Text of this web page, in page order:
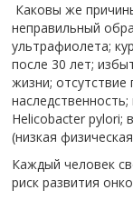
Каковы же
неправильный
ультрафиолета;
после 30 лет;
жизни; отсутствие
Helicobacter pylori;
(низкая
Каждый человек
риск развития